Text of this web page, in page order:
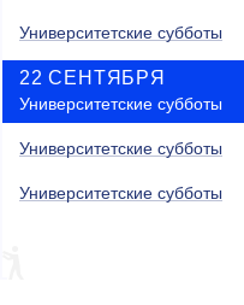
Университетские субботы
22 СЕНТЯБРЯ
Университетские субботы
Университетские субботы
Университетские субботы